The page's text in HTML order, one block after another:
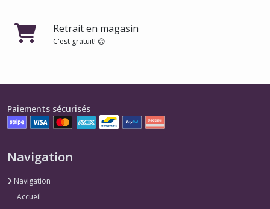
Retrait en magasin
C'est gratuit! 😊
Paiements sécurisés
Navigation
Navigation
Accueil